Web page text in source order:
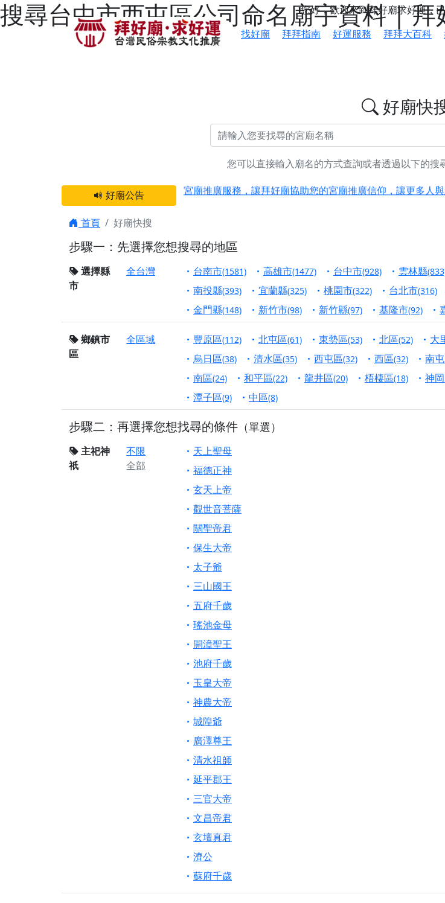
搜尋台中市西屯區公司命名廟宇資料 |
您好，歡迎來到拜好廟求好運，
找好廟
拜拜指南 好運服務 拜拜大百科
好廟快
您可以直接輸入廟名的方式查詢或者透過以下的搜
好廟公告
感謝 【新竹縣新豐鄉 池和宮】 贊助支持我們推廣台灣民俗宗
宮廟推廣服務，讓拜好廟協助您的宮廟推廣信仰，讓更多人
【屏東縣獅子鄉 楓港清華山聖天宮】驪山母娘聖誕暨中元普
終追遠、廣植福田
【桃園市 桃園蓮華寺】盂蘭盆中元報恩法會，這場法會不只
願平安順遂的慈悲心意。
【桃園龜山 慈恩宮】丙午年梁皇寶懺法會，一念虔誠禮寶懺
【新北貢寮 南極玉明殿】中元普渡大法會，誠摯歡迎十方善
下善緣。
【桃園慈善宮(天公廟)】中元普渡交給專業的來，省時省力
是「超級加倍」！
【台北北投 福慶宮】慶讚中元普渡法會，誠摯邀請十方善
【桃園龜山 慈恩宮】瑤池金母聖誕祝壽盛典，邀請十方善信
【桃園龜山 慈恩宮】丙午年慶讚中元普渡法會，正是讓我們
【新北八里 紫德宮】丙午年中元普渡讚普超薦法會，普施眾
【台北北投金虎爺會】父親節陪爸爸一起闖關趣，邀請大小
【新北八里 紫德宮】父親節奉茶感恩活動，一杯茶，一份心
歡迎友廟長官、小編加入我們LINE官方帳號，讓我們協助您的
歡迎信眾分享您前往廟宇的參拜體驗，推廣您的信仰
首頁 好廟快搜
步驟一：先選擇您想搜尋的地區
選擇縣
市
全台灣 台南市(1581) 高雄市(1477) 台中市(928) 雲林縣
南投縣(393) 宜蘭縣(325) 桃園市(322) 台北市(316)
金門縣(148) 新竹市(98) 新竹縣(97) 基隆市(92)
鄉鎮市
區
全區域 豐原區(112) 北屯區(61) 東勢區(53) 北區(52) 大
烏日區(38) 清水區(35) 西屯區(32) 西區(32) 南
南區(24) 和平區(22) 龍井區(20) 梧棲區(18) 神
潭子區(9) 中區(8)
步驟二：再選擇您想找尋的條件 （單選）
主祀神
祇
不限
全部
天上聖母
福德正神
玄天上帝
觀世音菩薩
關聖帝君
保生大帝
太子爺
三山國王
五府千歲
瑤池金母
開漳聖王
池府千歲
玉皇大帝
神農大帝
城隍爺
廣澤尊王
清水祖師
延平郡王
三官大帝
文昌帝君
玄壇真君
濟公
蘇府千歲